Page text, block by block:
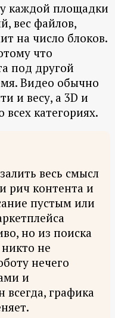
каждой площадки
вес файлов,
на число блоков.
что
под другой
Видео обычно
и весу, а 3D и
категориях.
весь смысл
рич контента и
пустым или
но из поиска
не
нечего
и
всегда, графика